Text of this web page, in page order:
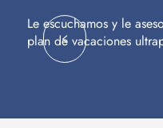
Le escuchamos y le
plan de vacaciones